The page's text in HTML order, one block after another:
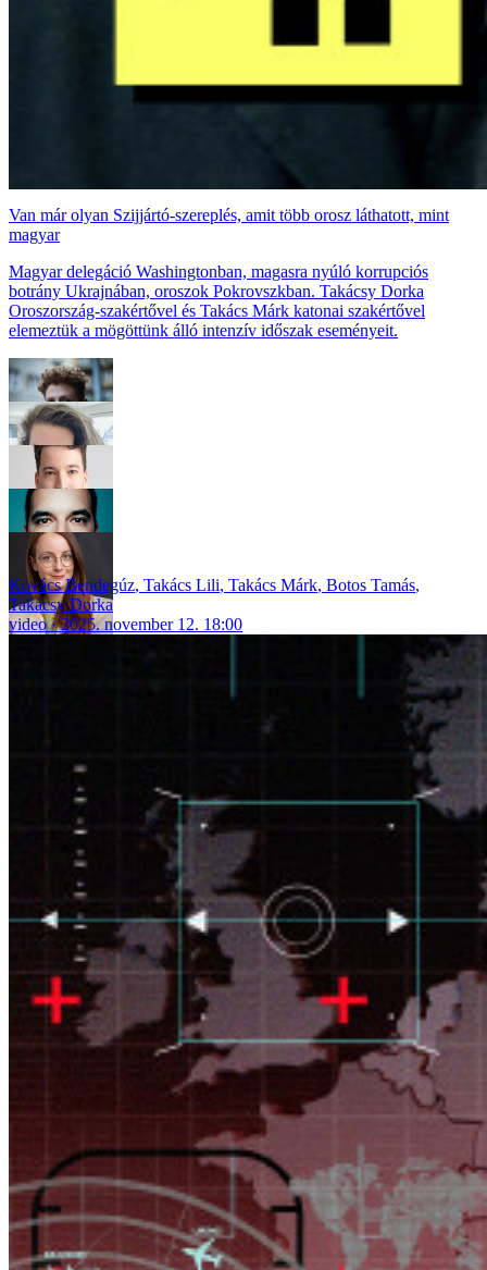
Van már olyan Szijjártó-szereplés, amit több orosz láthatott, mint
magyar
Magyar delegáció Washingtonban, magasra nyúló korrupciós
botrány Ukrajnában, oroszok Pokrovszkban. Takácsy Dorka
Oroszország-szakértővel és Takács Márk katonai szakértővel
elemeztük a mögöttünk álló intenzív időszak eseményeit.
Kovács Bendegúz, Takács Lili, Takács Márk, Botos Tamás,
Takácsy Dorka
video
2025. november 12. 18:00